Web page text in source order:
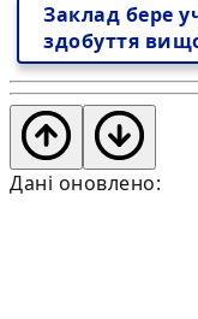
Заклад бере
здобуття
Дані оновлено: